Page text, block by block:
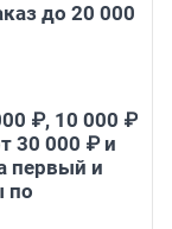
до 20 000
₽, 10 000 ₽
30 000 ₽ и
первый и
по